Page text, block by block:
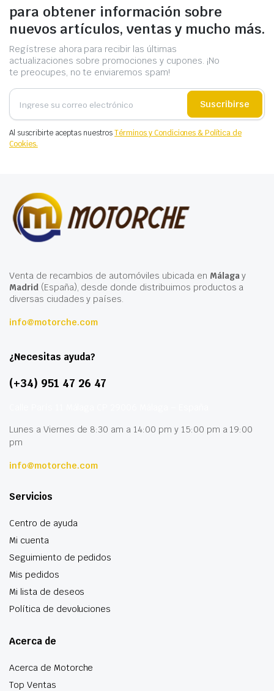
para obtener información sobre
nuevos artículos, ventas y mucho más.
Regístrese ahora para recibir las últimas
actualizaciones sobre promociones y cupones. ¡No
te preocupes, no te enviaremos spam!
Suscribirse
Al suscribirte aceptas nuestrosTérminos y Condiciones & Política de
Cookies.
Venta de recambios de automóviles ubicada en Málagay
Madrid(España), desde donde distribuimos productos a
diversas ciudades y países.
info@motorche.com
¿Necesitas ayuda?
(+34) 951 47 26 47
Lunes a Viernes de 8:30 am a 14:00 pm y 15:00 pm a 19:00
pm
info@motorche.com
Servicios
Centro de ayuda
Mi cuenta
Seguimiento de pedidos
Mis pedidos
Mi lista de deseos
Política de devoluciones
Acerca de
Acerca de Motorche
Top Ventas